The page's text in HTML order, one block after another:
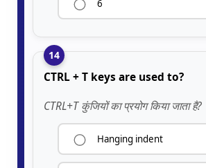
6
14
CTRL + T keys are used to?
CTRL+T कुंजियों का प्रयोग किया जाता है?
Hanging indent